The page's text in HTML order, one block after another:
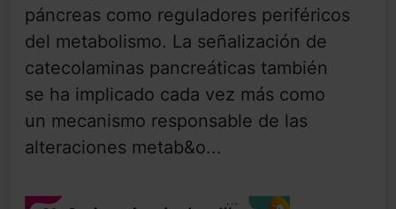
páncreas como reguladores periféricos
del metabolismo. La señalización de
catecolaminas pancreáticas también
se ha implicado cada vez más como
un mecanismo responsable de las
alteraciones metab&o...